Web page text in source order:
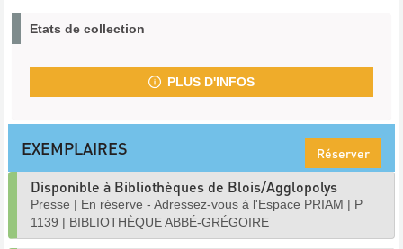
Etats de collection
PLUS D'INFOS
EXEMPLAIRES Réserver
Disponible à Bibliothèques de Blois/Agglopolys
Presse | En réserve - Adressez-vous à l'Espace PRIAM | P
1139 | BIBLIOTHÈQUE ABBÉ-GRÉGOIRE